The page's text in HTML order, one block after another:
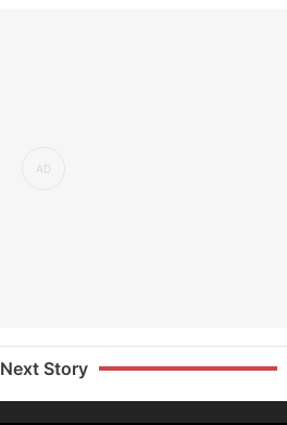
Next Story